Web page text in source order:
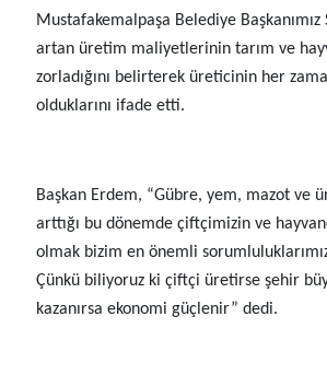
Mustafakemalpaşa Belediye Başkanımız
artan üretim maliyetlerinin tarım ve
zorladığını belirterek üreticinin her
olduklarını ifade etti.
Başkan Erdem, “Gübre, yem, mazot ve
arttığı bu dönemde çiftçimizin ve
olmak bizim en önemli
Çünkü biliyoruz ki çiftçi üretirse şehir
kazanırsa ekonomi güçlenir” dedi.